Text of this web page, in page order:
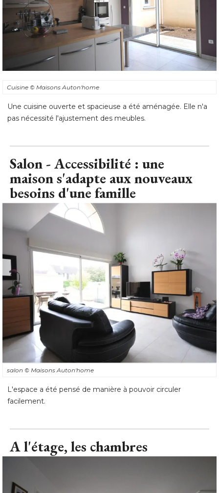
Cuisine © Maisons Auton'home
Une cuisine ouverte et spacieuse a été aménagée. Elle n'a
pas nécessité l'ajustement des meubles.
Salon - Accessibilité : une
maison s'adapte aux nouveaux
besoins d'une famille
salon © Maisons Auton'home
L'espace a été pensé de manière à pouvoir circuler
facilement.
A l'étage, les chambres